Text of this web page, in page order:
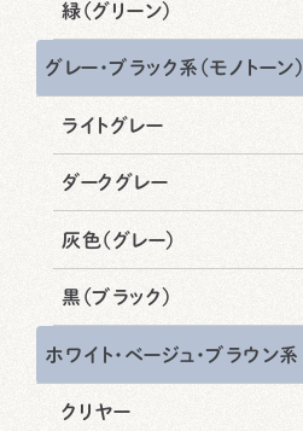
緑（グリーン）
グレー・ブラック系（モノトーン）
ライトグレー
ダークグレー
灰色（グレー）
黒（ブラック）
ホワイト・ベージュ・ブラウン系
クリヤー